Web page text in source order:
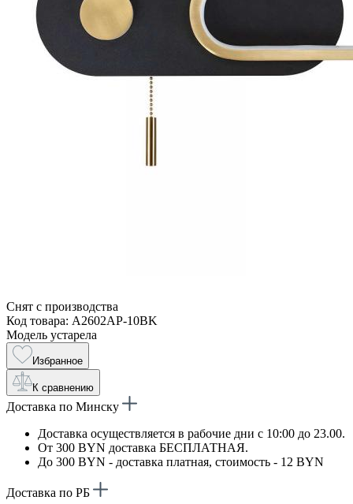
Снят с производства
Код товара: A2602AP-10BK
Модель устарела
Избранное
К сравнению
Доставка по Минску
Доставка осуществляется в рабочие дни с 10:00 до 23.00.
От 300 BYN доставка БЕСПЛАТНАЯ.
До 300 BYN - доставка платная, стоимость - 12 BYN
Доставка по РБ